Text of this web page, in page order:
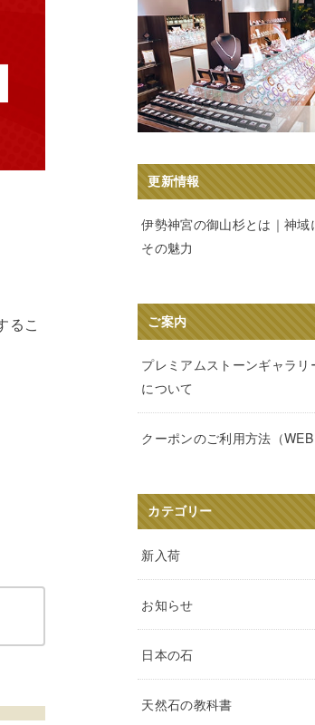
るこ
更新情報
伊勢神宮の御山杉とは｜神域
その魅力
ご案内
プレミアムストーンギャラ
について
クーポンのご利用方法（WEB
カテゴリー
新入荷
お知らせ
日本の石
天然石の教科書